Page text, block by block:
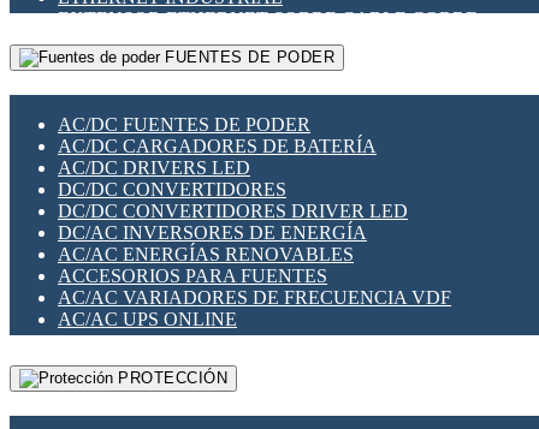
RELÉS MINIATURA DE POTENCIA
SENSORES MAGNÉTICOS
SWITCH Y MICROSWITCH
TARJETAS PI
UNIÓN Y DERIVACIÓN DE CABLE
EXTENSOR ETHERNET SOBRE CABLE COBRE
GATEWAY LORAWAN
GESTIÓN DE REDES
PLACAS MODULARES IOT
SWITCHES Y REDES WIFI
SOLUCIONES IOT
SOLUCIONES LORAWAN
SOLUCIONES RED CELULAR
SEGURIDAD PARA REDES
SWITCHES LAN
TELEFONÍA IP (VOIP)
VIGILANCIA IP (CCTV)
MESHTASTIC
FUENTES DE PODER
AC/DC FUENTES DE PODER
AC/DC CARGADORES DE BATERÍA
AC/DC DRIVERS LED
DC/DC CONVERTIDORES
DC/DC CONVERTIDORES DRIVER LED
DC/AC INVERSORES DE ENERGÍA
AC/AC ENERGÍAS RENOVABLES
ACCESORIOS PARA FUENTES
AC/AC VARIADORES DE FRECUENCIA VDF
AC/AC UPS ONLINE
PROTECCIÓN